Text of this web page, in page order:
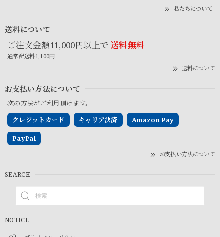
私たちについて
送料について
ご注文金額11,000円以上で 送料無料
通常配送料1,100円
送料について
お支払い方法について
次の方法がご利用頂けます。
クレジットカード
キャリア決済 Amazon Pay
PayPal
お支払い方法について
SEARCH
NOTICE